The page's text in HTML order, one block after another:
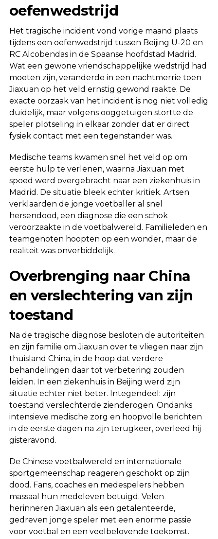
oefenwedstrijd
Het tragische incident vond vorige maand plaats
tijdens een oefenwedstrijd tussen Beijing U-20 en
RC Alcobendas in de Spaanse hoofdstad Madrid.
Wat een gewone vriendschappelijke wedstrijd had
moeten zijn, veranderde in een nachtmerrie toen
Jiaxuan op het veld ernstig gewond raakte. De
exacte oorzaak van het incident is nog niet volledig
duidelijk, maar volgens ooggetuigen stortte de
speler plotseling in elkaar zonder dat er direct
fysiek contact met een tegenstander was.
Medische teams kwamen snel het veld op om
eerste hulp te verlenen, waarna Jiaxuan met
spoed werd overgebracht naar een ziekenhuis in
Madrid. De situatie bleek echter kritiek. Artsen
verklaarden de jonge voetballer al snel
hersendood, een diagnose die een schok
veroorzaakte in de voetbalwereld. Familieleden en
teamgenoten hoopten op een wonder, maar de
realiteit was onverbiddelijk.
Overbrenging naar China
en verslechtering van zijn
toestand
Na de tragische diagnose besloten de autoriteiten
en zijn familie om Jiaxuan over te vliegen naar zijn
thuisland China, in de hoop dat verdere
behandelingen daar tot verbetering zouden
leiden. In een ziekenhuis in Beijing werd zijn
situatie echter niet beter. Integendeel: zijn
toestand verslechterde zienderogen. Ondanks
intensieve medische zorg en hoopvolle berichten
in de eerste dagen na zijn terugkeer, overleed hij
gisteravond.
De Chinese voetbalwereld en internationale
sportgemeenschap reageren geschokt op zijn
dood. Fans, coaches en medespelers hebben
massaal hun medeleven betuigd. Velen
herinneren Jiaxuan als een getalenteerde,
gedreven jonge speler met een enorme passie
voor voetbal en een veelbelovende toekomst.